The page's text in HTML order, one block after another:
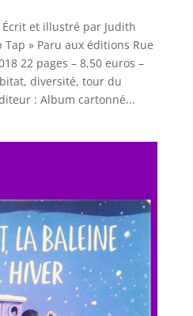
et illustré par Judith
» Paru aux éditions Rue
22 pages – 8,50 euros –
diversité, tour du
: Album cartonné...